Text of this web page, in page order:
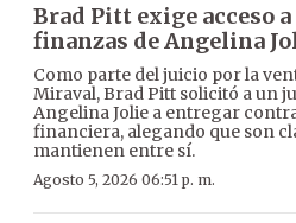
Brad Pitt exige acceso a
finanzas de Angelina
Como parte del juicio por la
Miraval, Brad Pitt solicitó a un
Angelina Jolie a entregar
financiera, alegando que son
mantienen entre sí.
Agosto 5, 2026 06:51 p. m.